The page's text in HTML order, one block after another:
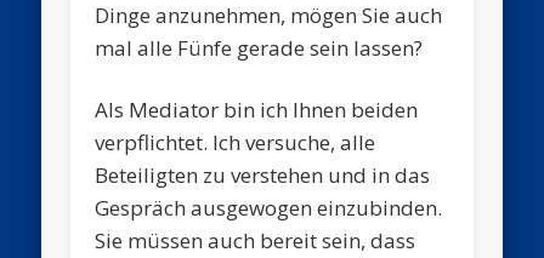
Dinge anzunehmen, mögen Sie auch
mal alle Fünfe gerade sein lassen?
Als Mediator bin ich Ihnen beiden
verpflichtet. Ich versuche, alle
Beteiligten zu verstehen und in das
Gespräch ausgewogen einzubinden.
Sie müssen auch bereit sein, dass